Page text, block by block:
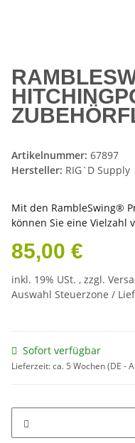
Artikelnummer: 67897
Hersteller: RIG`D Supply
Mit den RambleSwing®
können Sie eine Vielzahl
85,00 €
inkl. 19% USt. , zzgl.
Auswahl Steuerzone /
Sofort verfügbar
Lieferzeit:ca. 5 Wochen(DE -